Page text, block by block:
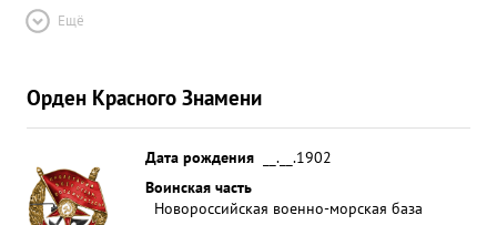
Ещё
Орден Красного Знамени
Дата рождения
__.__.1902
Воинская часть
Новороссийская военно-морская база